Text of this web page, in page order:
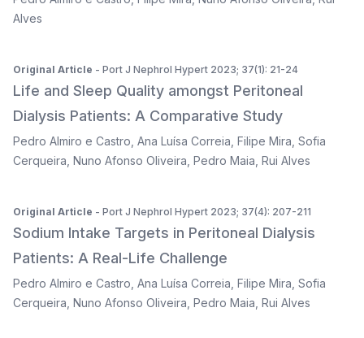
Alves
Original Article - Port J Nephrol Hypert 2023; 37(1): 21-24
Life and Sleep Quality amongst Peritoneal
Dialysis Patients: A Comparative Study
Pedro Almiro e Castro Ana Luísa Correia Filipe Mira Sofia
Cerqueira Nuno Afonso Oliveira Pedro Maia Rui Alves
Original Article - Port J Nephrol Hypert 2023; 37(4): 207-211
Sodium Intake Targets in Peritoneal Dialysis
Patients: A Real-Life Challenge
Pedro Almiro e Castro Ana Luísa Correia Filipe Mira Sofia
Cerqueira Nuno Afonso Oliveira Pedro Maia Rui Alves